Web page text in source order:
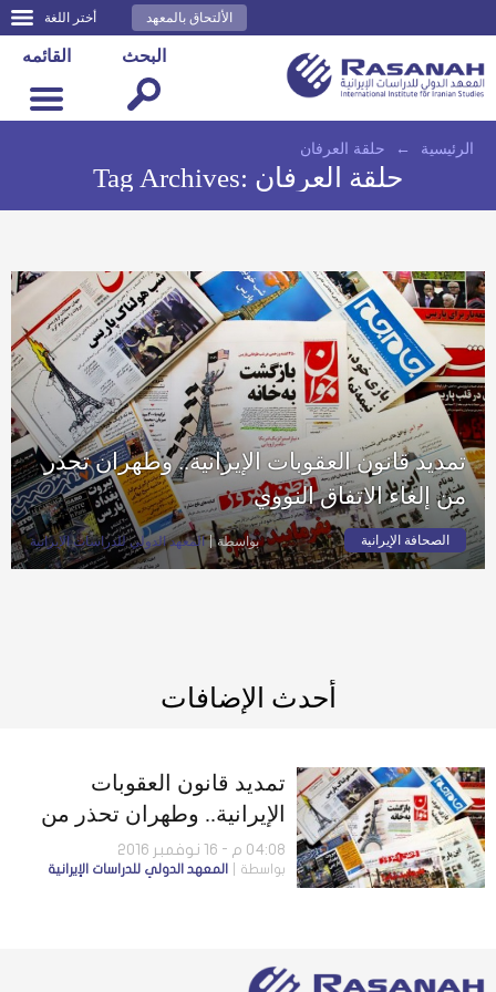
أختر اللغة الألتحاق بالمعهد
القائمه البحث
الرئيسية ← حلقة العرفان
Tag Archives: حلقة العرفان
تمديد قانون العقوبات الإيرانية.. وطهران تحذر
من إلغاء الاتفاق النووي
الصحافة الإيرانية بواسطة المعهد الدولي للدراسات الإيرانية
أحدث الإضافات
تمديد قانون العقوبات
الإيرانية.. وطهران تحذر من
إلغاء الاتفاق النووي
04:08 م - 16 نوفمبر 2016
بواسطة المعهد الدولي للدراسات الإيرانية